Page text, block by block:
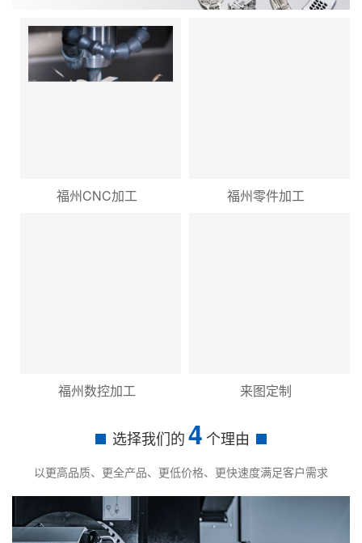
福州CNC加工 福州零件加工
福州数控加工 来图定制
选择我们的4个理由
以更高品质、更全产品、更低价格、更快速度满足客户需求